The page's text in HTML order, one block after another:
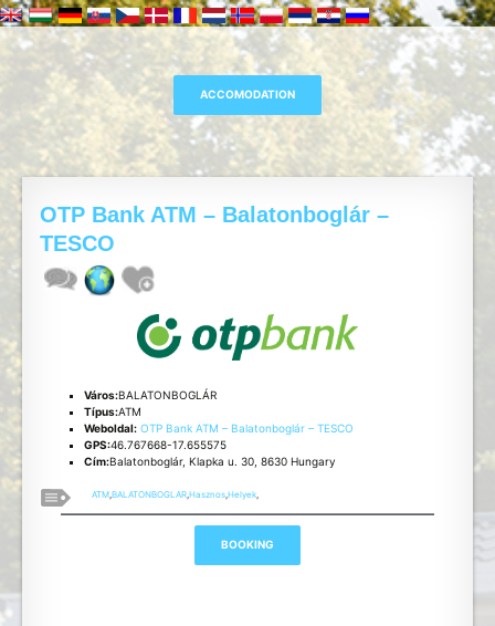
OTP Bank ATM – Balatonboglár –
TESCO
Város:BALATONBOGLÁR
Típus:ATM
Weboldal: OTP Bank ATM – Balatonboglár – TESCO
GPS:46.767668-17.655575
Cím:Balatonboglár, Klapka u. 30, 8630 Hungary
ATM ,BALATONBOGLAR ,Hasznos ,Helyek